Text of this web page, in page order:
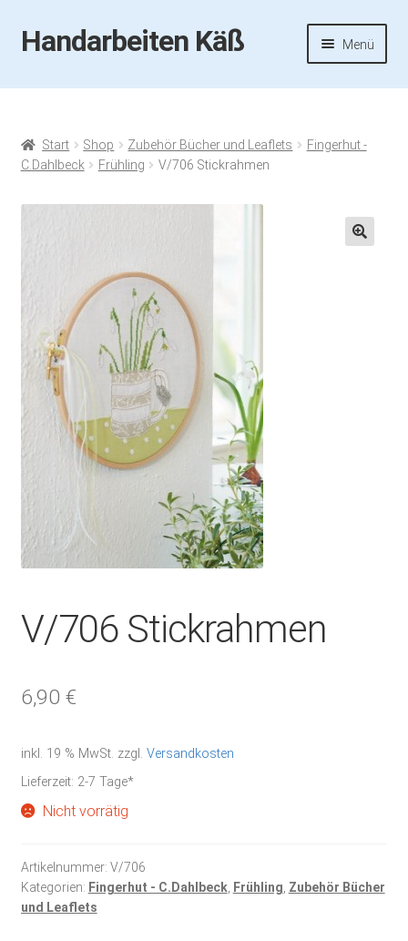
Zur
Navigation
Zum
Inhalt
Handarbeiten Käß Menü
Startseite
Aktuelles
Handarbeiten-Käß-Shop
Kasse
Mein Konto
Start Shop Zubehör Bücher und Leaflets
Fingerhut -
C.Dahlbeck
Frühling V/706 Stickrahmen
V/706 Stickrahmen
6,90 €
inkl. 19 % MwSt. zzgl. Versandkosten
Lieferzeit: 2-7 Tage*
Nicht vorrätig
Artikelnummer: V/706
Kategorien: Fingerhut - C.Dahlbeck, Frühling Zubehör Bücher
und Leaflets